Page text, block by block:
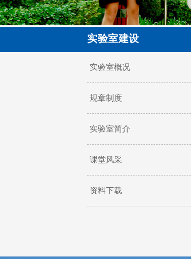
实验室建设
实验室概况
规章制度
实验室简介
课堂风采
资料下载